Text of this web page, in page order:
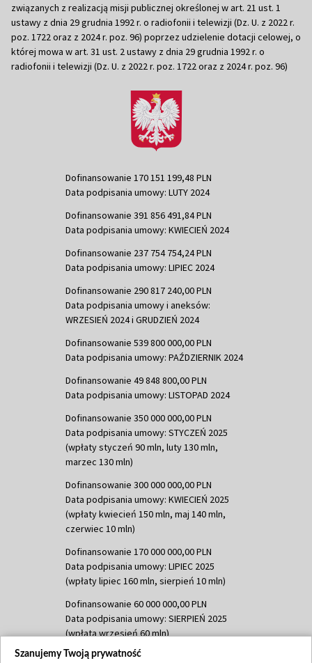
związanych z realizacją misji publicznej określonej w art. 21 ust. 1
ustawy z dnia 29 grudnia 1992 r. o radiofonii i telewizji (Dz. U. z 2022 r.
poz. 1722 oraz z 2024 r. poz. 96) poprzez udzielenie dotacji celowej, o
której mowa w art. 31 ust. 2 ustawy z dnia 29 grudnia 1992 r. o
radiofonii i telewizji (Dz. U. z 2022 r. poz. 1722 oraz z 2024 r. poz. 96)
Dofinansowanie 170 151 199,48 PLN
Data podpisania umowy: LUTY 2024
Dofinansowanie 391 856 491,84 PLN
Data podpisania umowy: KWIECIEŃ 2024
Dofinansowanie 237 754 754,24 PLN
Data podpisania umowy: LIPIEC 2024
Dofinansowanie 290 817 240,00 PLN
Data podpisania umowy i aneksów:
WRZESIEŃ 2024 i GRUDZIEŃ 2024
Dofinansowanie 539 800 000,00 PLN
Data podpisania umowy: PAŹDZIERNIK 2024
Dofinansowanie 49 848 800,00 PLN
Data podpisania umowy: LISTOPAD 2024
Dofinansowanie 350 000 000,00 PLN
Data podpisania umowy: STYCZEŃ 2025
(wpłaty styczeń 90 mln, luty 130 mln,
marzec 130 mln)
Dofinansowanie 300 000 000,00 PLN
Data podpisania umowy: KWIECIEŃ 2025
(wpłaty kwiecień 150 mln, maj 140 mln,
czerwiec 10 mln)
Dofinansowanie 170 000 000,00 PLN
Data podpisania umowy: LIPIEC 2025
(wpłaty lipiec 160 mln, sierpień 10 mln)
Dofinansowanie 60 000 000,00 PLN
Data podpisania umowy: SIERPIEŃ 2025
(wpłata wrzesień 60 mln)
Dofinansowanie 635 783 051,21 PLN
Szanujemy Twoją prywatność